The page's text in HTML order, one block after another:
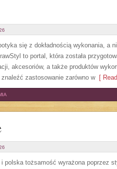
się z dokładnością wykonania, a
to portal, która została
akcesoriów, a także produktów
zastosowanie zarówno w[ Read
polska tożsamość wyrażona poprzez